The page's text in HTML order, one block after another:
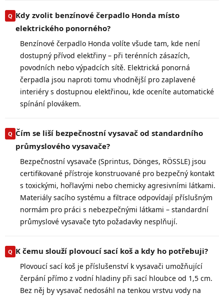
Kdy zvolit benzínové čerpadlo Honda místo
elektrického ponorného?
Benzínové čerpadlo Honda volíte všude tam, kde není
dostupný přívod elektřiny – při terénních zásazích,
povodních nebo výpadcích sítě. Elektrická ponorná
čerpadla jsou naproti tomu vhodnější pro zaplavené
interiéry s dostupnou elektřinou, kde oceníte automatické
spínání plovákem.
Čím se liší bezpečnostní vysavač od standardního
průmyslového vysavače?
Bezpečnostní vysavače (Sprintus, Dönges, RÖSSLE) jsou
certifikované přístroje konstruované pro bezpečný kontakt
s toxickými, hořlavými nebo chemicky agresivními látkami.
Materiály sacího systému a filtrace odpovídají příslušným
normám pro práci s nebezpečnými látkami – standardní
průmyslové vysavače tyto požadavky nesplňují.
K čemu slouží plovoucí sací koš a kdy ho potřebuji?
Plovoucí sací koš je příslušenství k vysavači umožňující
čerpání přímo z vodní hladiny při sací hloubce od 1,5 cm.
Bez něj by vysavač nedosáhl na tenkou vrstvu vody na